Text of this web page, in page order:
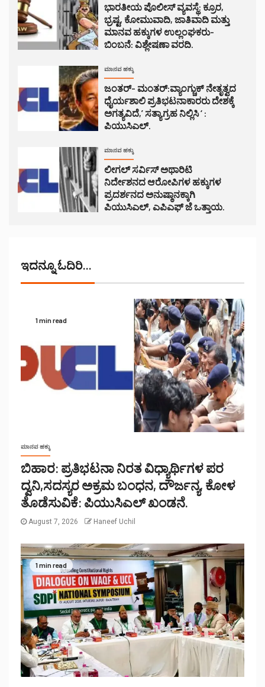
ಭಾರತೀಯ ಪೊಲೀಸ್ ವ್ಯವಸ್ಥೆ: ಕ್ರೂರ,
ಭ್ರಷ್ಟ, ಕೋಮುವಾದಿ, ಜಾತಿವಾದಿ ಮತ್ತು
ಮಾನವ ಹಕ್ಕುಗಳ ಉಲ್ಲಂಘಕರು-
ಬಿಂಬನೆ: ವಿಶ್ಲೇಷಣಾ ವರದಿ.
ಮಾನವ ಹಕ್ಕು
ಜಂತರ್- ಮಂತರ್:ವ್ಯಾಂಗ್ಚುಕ್ ನೇತೃತ್ವದ
ಧೈರ್ಯಶಾಲಿ ಪ್ರತಿಭಟನಾಕಾರರು ದೇಶಕ್ಕೆ
ಅಗತ್ಯವಿದೆ,’ ಸತ್ಯಾಗ್ರಹ ನಿಲ್ಲಿಸಿ ‘ :
ಪಿಯುಸಿಎಲ್.
ಮಾನವ ಹಕ್ಕು
ಲೀಗಲ್ ಸರ್ವಿಸ್ ಅಥಾರಿಟಿ
ನಿರ್ದೇಶನದ ಆರೋಪಿಗಳ ಹಕ್ಕುಗಳ
ಪ್ರದರ್ಶನದ ಅನುಷ್ಠಾನಕ್ಕಾಗಿ
ಪಿಯುಸಿಎಲ್, ಎಪಿಎಫ್ ಜೆ ಒತ್ತಾಯ.
ಇದನ್ನೂ ಓದಿರಿ...
1 min read
ಮಾನವ ಹಕ್ಕು
ಬಿಹಾರ: ಪ್ರತಿಭಟನಾ ನಿರತ ವಿಧ್ಯಾರ್ಥಿಗಳ ಪರ
ದ್ವನಿ,ಸದಸ್ಯರ ಅಕ್ರಮ ಬಂಧನ, ದೌರ್ಜನ್ಯ, ಕೋಳ
ತೊಡೆಸುವಿಕೆ: ಪಿಯುಸಿಎಲ್ ಖಂಡನೆ.
August 7, 2026 Haneef Uchil
1 min read